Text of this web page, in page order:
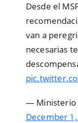
Desde el
van a
necesarias
— Ministerio
December